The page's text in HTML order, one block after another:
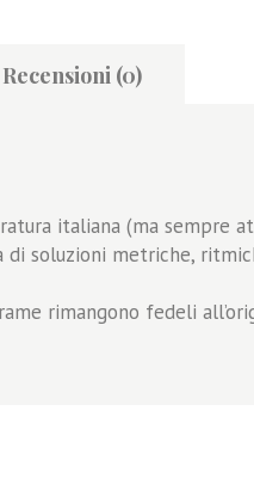
Recensioni (0)
italiana (ma sempre
soluzioni metriche,
rimangono fedeli